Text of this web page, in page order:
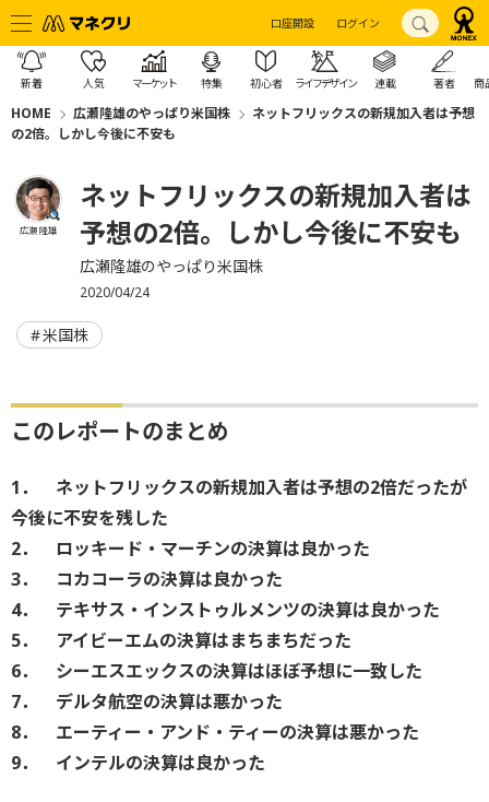
口座開設 ログイン
新着 人気 マーケット 特集 初心者 ライフデザイン 連載 著者 商
HOME 広瀬隆雄のやっぱり米国株
ネットフリックスの新規加入者は予想
の2倍。しかし今後に不安も
広瀬 隆雄
ネットフリックスの新規加入者は
予想の2倍。しかし今後に不安も
広瀬隆雄のやっぱり米国株
2020/04/24
米国株
このレポートのまとめ
1． ネットフリックスの新規加入者は予想の2倍だったが
今後に不安を残した
2． ロッキード・マーチンの決算は良かった
3． コカコーラの決算は良かった
4． テキサス・インストゥルメンツの決算は良かった
5． アイビーエムの決算はまちまちだった
6． シーエスエックスの決算はほぼ予想に一致した
7． デルタ航空の決算は悪かった
8． エーティー・アンド・ティーの決算は悪かった
9． インテルの決算は良かった